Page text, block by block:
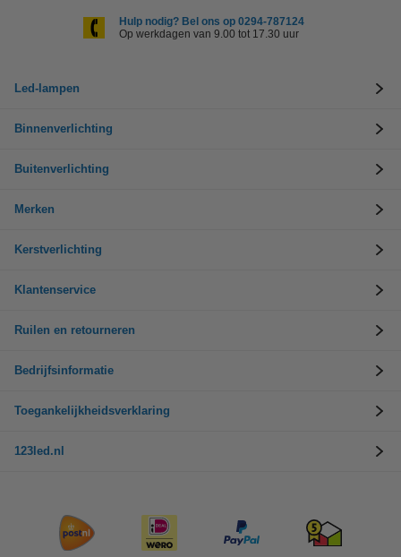
Hulp nodig? Bel ons op 0294-787124
Op werkdagen van 9.00 tot 17.30 uur
Led-lampen
Binnenverlichting
Buitenverlichting
Merken
Kerstverlichting
Klantenservice
Ruilen en retourneren
Bedrijfsinformatie
Toegankelijkheidsverklaring
123led.nl